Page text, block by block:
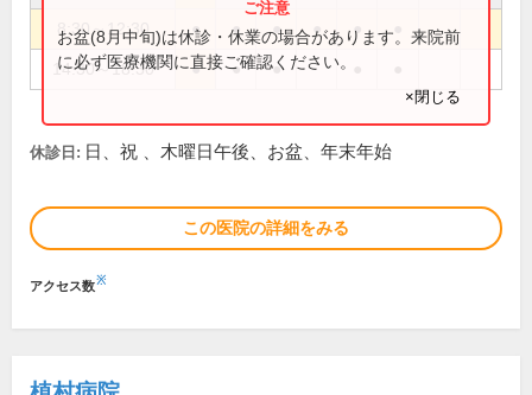
8:30～12:30 ● ● ● ● ●
14:30～18:30 ● ● ●
お盆(8月中旬)は休診・休業の場合があります。来院前
に必ず医療機関に直接ご確認ください。
×閉じる
休診日: 日、祝 、木曜日午後、お盆、年末年始
この医院の詳細をみる
アクセス数※